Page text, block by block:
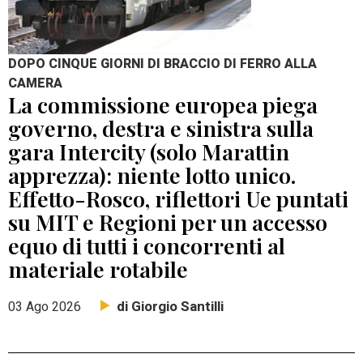
DOPO CINQUE GIORNI DI BRACCIO DI FERRO ALLA
CAMERA
La commissione europea piega
governo, destra e sinistra sulla
gara Intercity (solo Marattin
apprezza): niente lotto unico.
Effetto-Rosco, riflettori Ue puntati
su MIT e Regioni per un accesso
equo di tutti i concorrenti al
materiale rotabile
03 Ago 2026 di Giorgio Santilli